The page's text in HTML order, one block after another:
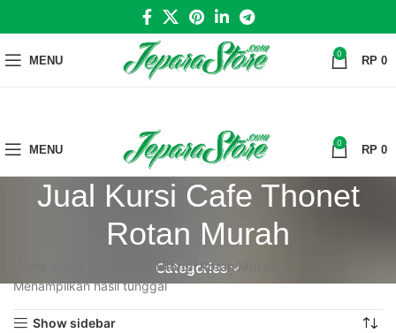
MENU 0 RP 0
MENU 0 RP 0
Jual Kursi Cafe Thonet
Rotan Murah
Categories
Jual Kursi Cafe Thonet Rotan Murah
Menampilkan hasil tunggal
Show sidebar